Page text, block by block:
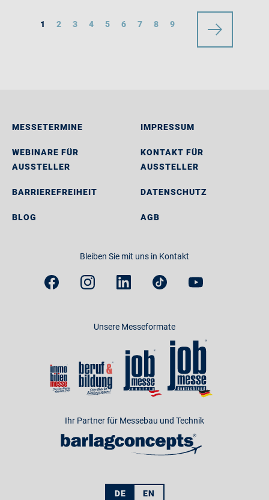
1 2 3 4 5 6 7 8 9
MESSETERMINE
WEBINARE FÜR
AUSSTELLER
BARRIEREFREIHEIT
BLOG
IMPRESSUM
KONTAKT FÜR
AUSSTELLER
DATENSCHUTZ
AGB
Bleiben Sie mit uns in Kontakt
Unsere Messeformate
Ihr Partner für Messebau und Technik
DE EN